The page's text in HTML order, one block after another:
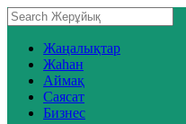
Жаңалықтар
Жаһан
Аймақ
Саясат
Бизнес